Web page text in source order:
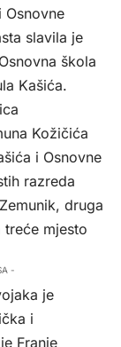
Osnovne
slavila je
škola
Kašića.
Kožičića
i Osnovne
razreda
druga
treće mjesto
-
je
i
Franje